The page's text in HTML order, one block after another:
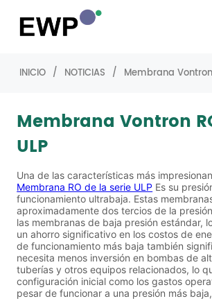
INICIO / NOTICIAS / Membrana
Membrana Vontron
ULP